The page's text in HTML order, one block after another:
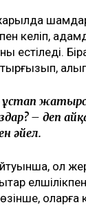
келіп,
естіледі.
– деп
әйел.
ол
оларға